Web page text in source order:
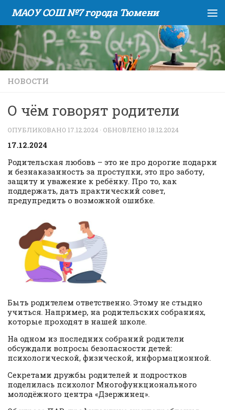
Skip to content
МАОУ СОШ №7 города Тюмени
НОВОСТИ
О чём говорят родители
ОПУБЛИКОВАНО 17.12.2024 · ОБНОВЛЕНО 18.12.2024
17.12.2024
Родительская любовь – это не про дорогие подарки
и безнаказанность за проступки, это про заботу,
защиту и уважение к ребёнку. Про то, как
поддержать, дать практический совет,
предупредить о возможной ошибке.
Быть родителем ответственно. Этому не стыдно
учиться. Например, на родительских собраниях,
которые проходят в нашей школе.
На одном из последних собраний родители
обсуждали вопросы безопасности детей:
психологической, физической, информационной.
Секретами дружбы родителей и подростков
поделилась психолог Многофункционального
молодёжного центра «Дзержинец».